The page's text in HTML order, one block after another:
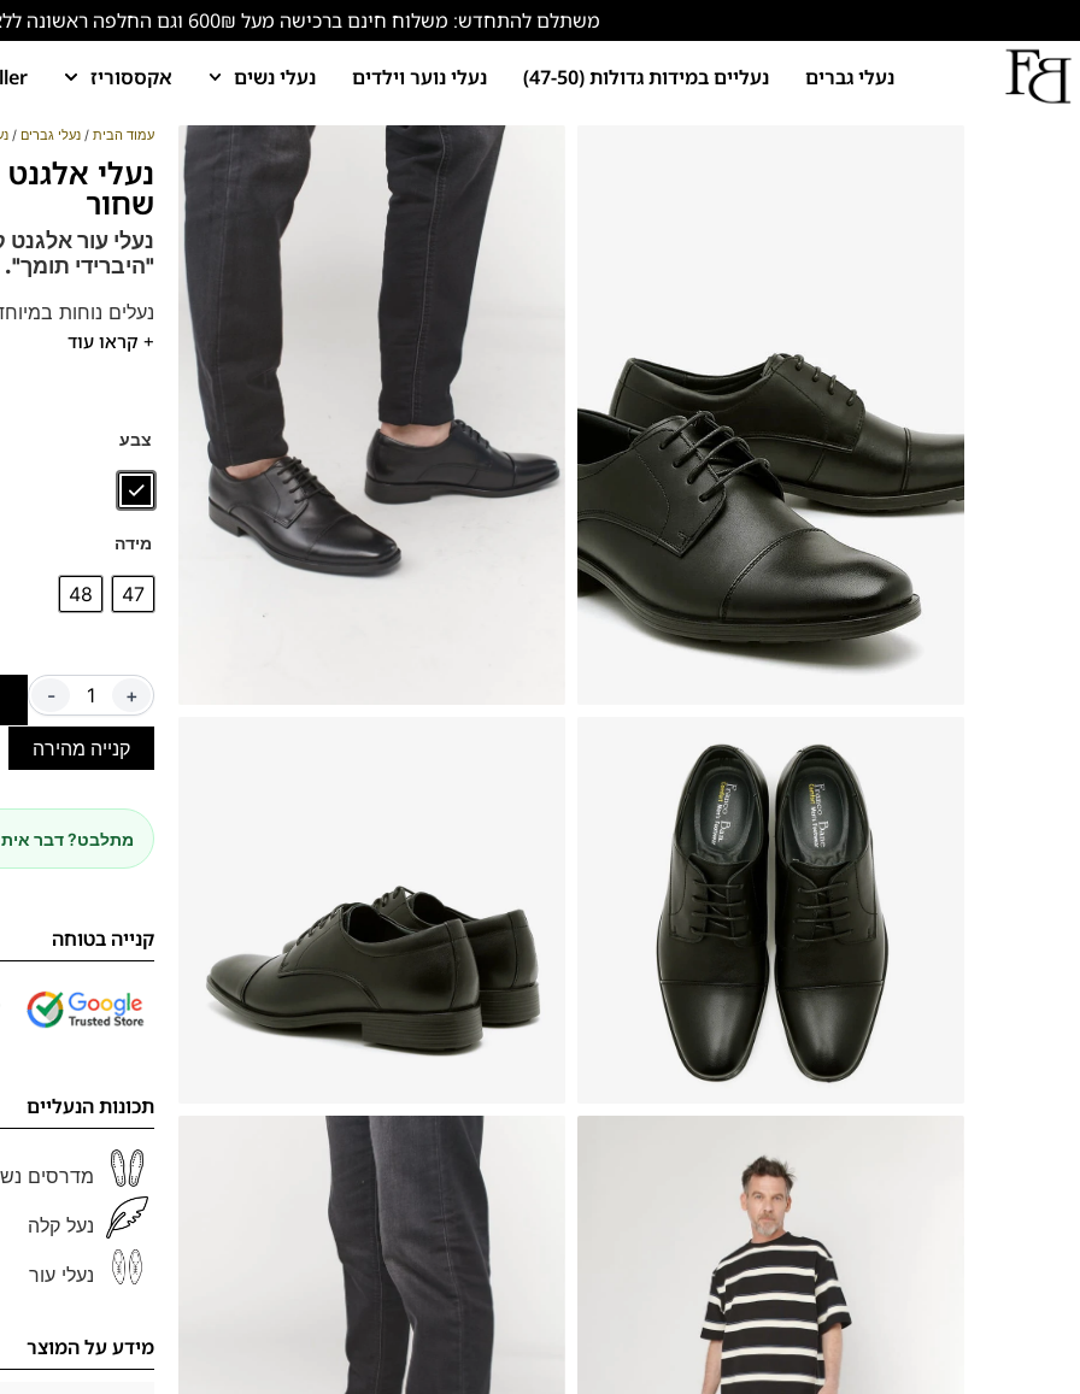
משתלם להתחדש: משלוח חינם ברכישה מעל 600₪ וגם החלפה ראשונה ללא עלות!
נעלי גברים נעליים במידות גדולות (47-50) נעלי נוער וילדים נעלי נשים אקססוריז
עמוד הבית / נעלי גברים /
שחור
נעלי עור
"היברידי תומך".
נעלים נוחות
הנעליים עשויות
+ קראו עוד
צבע
מידה
47
48
- +
קנייה מהירה
מתלבט? דבר
קנייה בטוחה
תכונות הנעליים
מדרסים
נעל קלה
נעלי עור
מידע על המוצר